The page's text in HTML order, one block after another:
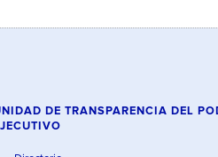
DE TRANSPARENCIA DEL